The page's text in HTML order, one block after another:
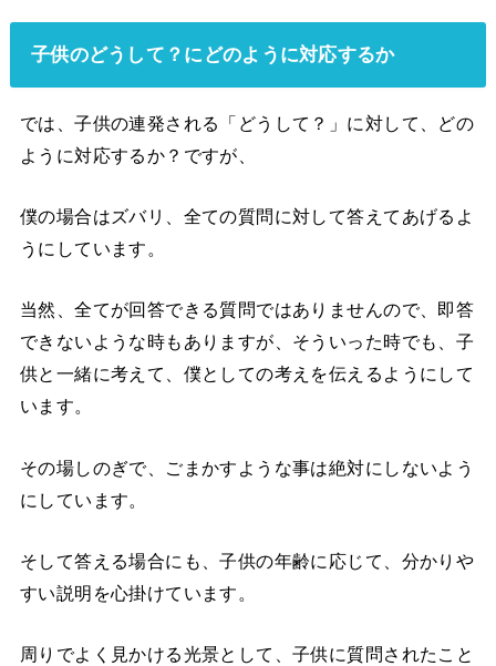
子供のどうして？にどのように対応するか
では、子供の連発される「どうして？」に対して、どの
ように対応するか？ですが、
僕の場合はズバリ、全ての質問に対して答えてあげるよ
うにしています。
当然、全てが回答できる質問ではありませんので、即答
できないような時もありますが、そういった時でも、子
供と一緒に考えて、僕としての考えを伝えるようにして
います。
その場しのぎで、ごまかすような事は絶対にしないよう
にしています。
そして答える場合にも、子供の年齢に応じて、分かりや
すい説明を心掛けています。
周りでよく見かける光景として、子供に質問されたこと